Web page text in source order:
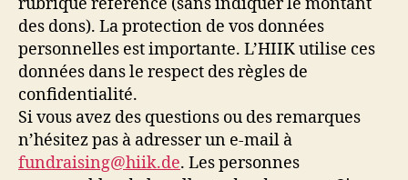
rubrique référence (sans indiquer le montant
des dons). La protection de vos données
personnelles est importante. L’HIIK utilise ces
données dans le respect des règles de
confidentialité.
Si vous avez des questions ou des remarques
n’hésitez pas à adresser un e-mail à
fundraising@hiik.de. Les personnes